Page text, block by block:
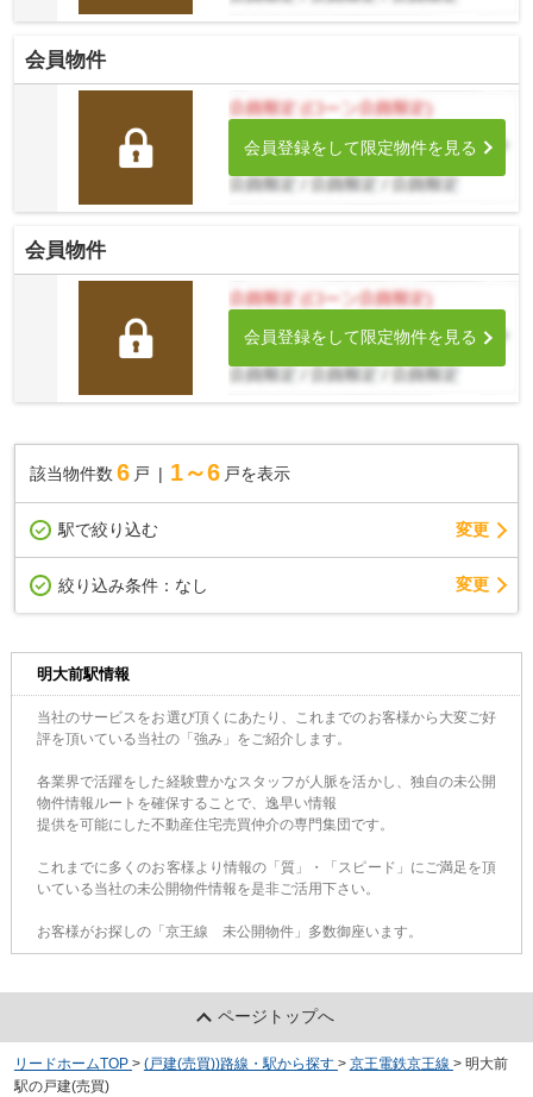
会員物件
会員登録をして限定物件を見る
会員物件
会員登録をして限定物件を見る
該当物件数 6 戸 1～6 戸を表示
駅で絞り込む 変更
絞り込み条件： なし 変更
明大前駅情報
当社のサービスをお選び頂くにあたり、これまでのお客様から大変ご好
評を頂いている当社の「強み」をご紹介します。
各業界で活躍をした経験豊かなスタッフが人脈を活かし、独自の未公開
物件情報ルートを確保することで、逸早い情報
提供を可能にした不動産住宅売買仲介の専門集団です。
これまでに多くのお客様より情報の「質」・「スピード」にご満足を頂
いている当社の未公開物件情報を是非ご活用下さい。
お客様がお探しの「京王線 未公開物件」多数御座います。
ページトップへ
リードホームTOP > (戸建(売買))路線・駅から探す > 京王電鉄京王線 > 明大前
駅の戸建(売買)